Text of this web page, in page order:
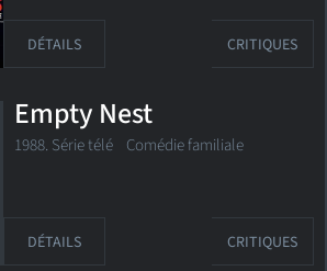
DÉTAILS CRITIQUES
Empty Nest
1988. Série télé Comédie familiale
DÉTAILS CRITIQUES